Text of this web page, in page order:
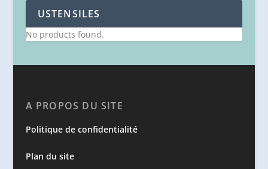
USTENSILES
No products found.
A PROPOS DU SITE
Politique de confidentialité
Plan du site